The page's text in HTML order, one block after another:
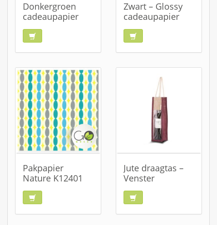
Donkergroen
cadeaupapier
Zwart – Glossy
cadeaupapier
Pakpapier
Nature K12401
Jute draagtas –
Venster